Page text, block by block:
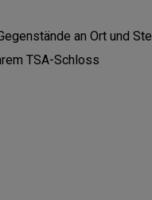
an Ort und
TSA-Schloss